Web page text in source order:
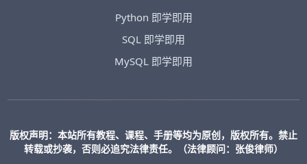
Python 即学即用
SQL 即学即用
MySQL 即学即用
版权声明：本站所有教程、课程、手册等均为原创，版权所有。禁止
转载或抄袭，否则必追究法律责任。（法律顾问：张俊律师）